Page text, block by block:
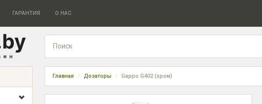
ГАРАНТИЯ О НАС
Главная Дозаторы Gappo G402 (хром)